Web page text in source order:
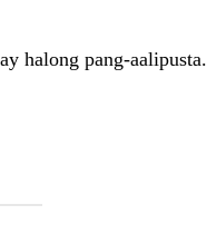
halong pang-aalipusta.